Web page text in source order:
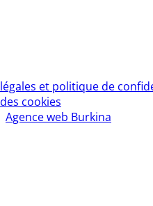
légales et politique de
des cookies
Agence web Burkina